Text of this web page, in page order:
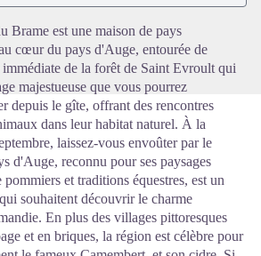
Brame est une maison de pays
cœur du pays d'Auge, entourée de
de la forêt de Saint Evroult qui
majestueuse que vous pourrez
depuis le gîte, offrant des rencontres
dans leur habitat naturel. À la
laissez-vous envoûter par le
d'Auge, reconnu pour ses paysages
et traditions équestres, est un
souhaitent découvrir le charme
En plus des villages pittoresques
et en briques, la région est célèbre pour